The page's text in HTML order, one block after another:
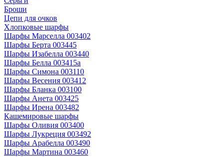
Броши
Цепи для очков
Хлопковые шарфы
Шарфы Марселла 003402
Шарфы Берта 003445
Шарфы Изабелла 003440
Шарфы Белла 003415a
Шарфы Симона 003110
Шарфы Весения 003412
Шарфы Бланка 003100
Шарфы Анета 003425
Шарфы Ирена 003482
Кашемировые шарфы
Шарфы Оливия 003400
Шарфы Лукреция 003492
Шарфы Арабелла 003490
Шарфы Мартина 003460